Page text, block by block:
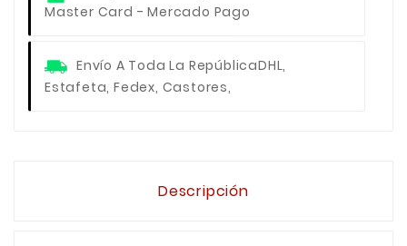
Master Card - Mercado Pago
Envío A Toda La RepúblicaDHL,
Estafeta, Fedex, Castores,
Descripción